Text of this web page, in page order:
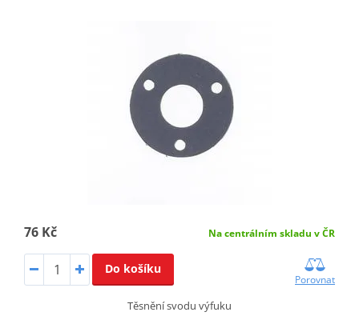
76 Kč Na centrálním skladu v ČR
Do košíku
Porovnat
Těsnění svodu výfuku